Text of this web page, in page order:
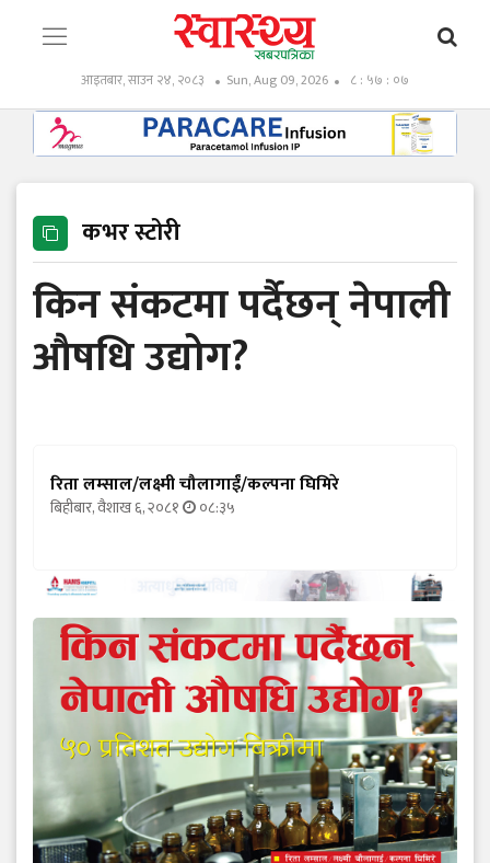
आइतबार, साउन २४, २०८३ Sun, Aug 09, 2026 ८ : ५७ : ०८
कभर स्टोरी
किन संकटमा पर्दैछन् नेपाली
औषधि उद्योग?
रिता लम्साल/लक्ष्मी चौलागाईं/कल्पना घिमिरे
बिहीबार, वैशाख ६, २०८१ ०८:३५